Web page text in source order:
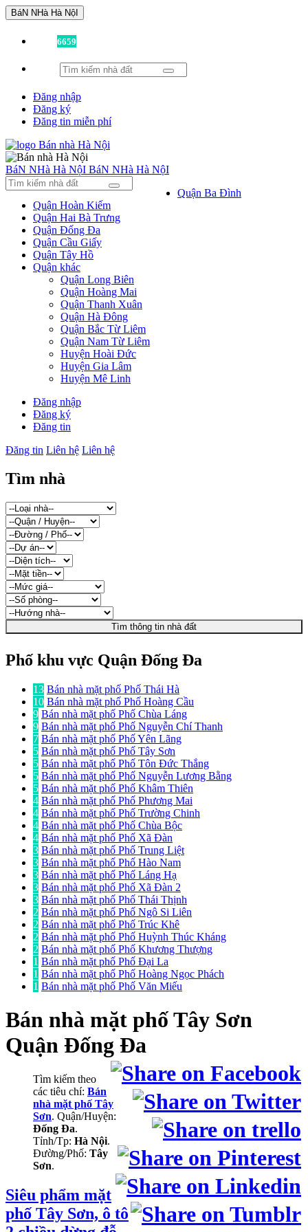
BáN NHà Hà NộI
6659
Đăng nhập
Đăng ký
Đăng tin miễn phí
BáN NHà Hà NộI BáN NHà Hà NộI
Quận Ba Đình
Quận Hoàn Kiếm
Quận Hai Bà Trưng
Quận Đống Đa
Quận Cầu Giấy
Quận Tây Hồ
Quận khác
Quận Long Biên
Quận Hoàng Mai
Quận Thanh Xuân
Quận Hà Đông
Quận Bắc Từ Liêm
Quận Nam Từ Liêm
Huyện Hoài Đức
Huyện Gia Lâm
Huyện Mê Linh
Đăng nhập
Đăng ký
Đăng tin
Đăng tin Liên hệ Liên hệ
Tìm nhà
Tìm thông tin nhà đất
Phố khu vực Quận Đống Đa
13 Bán nhà mặt phố Phố Thái Hà
10 Bán nhà mặt phố Phố Hoàng Cầu
9 Bán nhà mặt phố Phố Chùa Láng
9 Bán nhà mặt phố Phố Nguyễn Chí Thanh
7 Bán nhà mặt phố Phố Yên Lãng
5 Bán nhà mặt phố Phố Tây Sơn
5 Bán nhà mặt phố Phố Tôn Đức Thắng
5 Bán nhà mặt phố Phố Nguyễn Lương Bằng
5 Bán nhà mặt phố Phố Khâm Thiên
4 Bán nhà mặt phố Phố Phương Mai
4 Bán nhà mặt phố Phố Trường Chinh
4 Bán nhà mặt phố Phố Chùa Bộc
4 Bán nhà mặt phố Phố Xã Đàn
3 Bán nhà mặt phố Phố Trung Liệt
3 Bán nhà mặt phố Phố Hào Nam
3 Bán nhà mặt phố Phố Láng Hạ
3 Bán nhà mặt phố Phố Xã Đàn 2
3 Bán nhà mặt phố Phố Thái Thịnh
2 Bán nhà mặt phố Phố Ngô Si Liên
2 Bán nhà mặt phố Phố Trúc Khê
2 Bán nhà mặt phố Phố Huỳnh Thúc Kháng
2 Bán nhà mặt phố Phố Khương Thượng
1 Bán nhà mặt phố Phố Đại La
1 Bán nhà mặt phố Phố Hoàng Ngọc Phách
1 Bán nhà mặt phố Phố Văn Miếu
Bán nhà mặt phốTây Sơn
Quận Đống Đa
Tìm kiếm theo
các tiêu chí: Bán
nhà mặt phố Tây
Sơn. Quận/Huyện:
Đống Đa.
Tỉnh/Tp: Hà Nội.
Đường/Phố: Tây
Sơn.
Siêu phẩm mặt
phố Tây Sơn, ô tô